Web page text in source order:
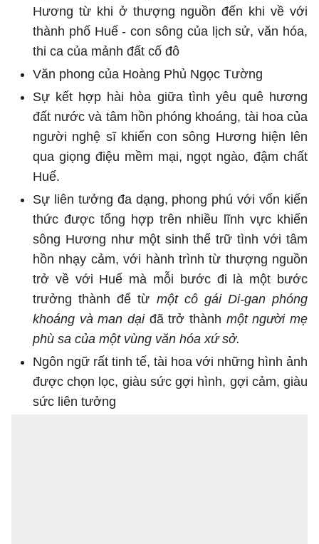
Hương từ khi ở thượng nguồn đến khi về với
thành phố Huế - con sông của lịch sử, văn hóa,
thi ca của mảnh đất cố đô
Văn phong của Hoàng Phủ Ngọc Tường
Sự kết hợp hài hòa giữa tình yêu quê hương
đất nước và tâm hồn phóng khoáng, tài hoa của
người nghệ sĩ khiến con sông Hương hiện lên
qua giọng điệu mềm mại, ngọt ngào, đậm chất
Huế.
Sự liên tưởng đa dạng, phong phú với vốn kiến
thức được tổng hợp trên nhiều lĩnh vực khiến
sông Hương như một sinh thể trữ tình với tâm
hồn nhạy cảm, với hành trình từ thượng nguồn
trở về với Huế mà mỗi bước đi là một bước
trưởng thành để từ một cô gái Di-gan phóng
khoáng và man dạiđã trở thành một người mẹ
phù sa của một vùng văn hóa xứ sở.
Ngôn ngữ rất tinh tế, tài hoa với những hình ảnh
được chọn lọc, giàu sức gợi hình, gợi cảm, giàu
sức liên tưởng